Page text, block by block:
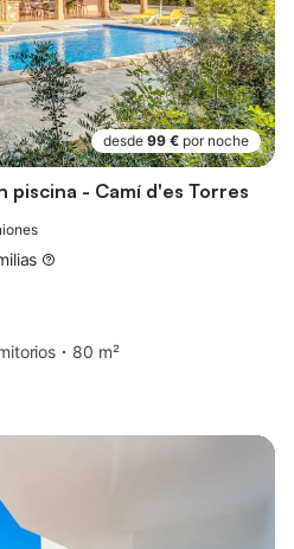
desde 99 € por noche
piscina - Camí d'es Torres
80 m²